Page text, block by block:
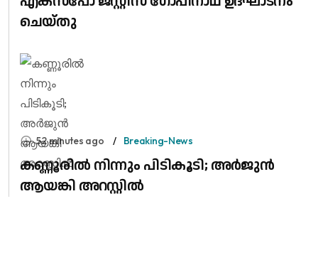
ചെയ്തു
52 minutes ago Breaking-News
കണ്ണൂരിൽ നിന്നും പിടികൂടി; അർജുൻ
ആയങ്കി അറസ്റ്റിൽ